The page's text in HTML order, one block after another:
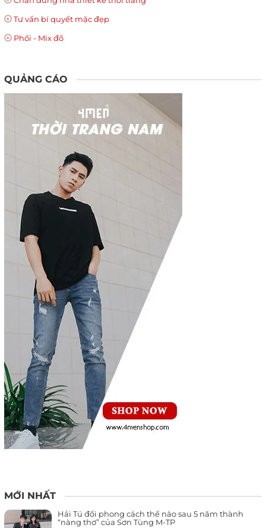
Tư vấn bí quyết mặc đẹp
Phối - Mix đồ
QUẢNG CÁO
MỚI NHẤT
Hải Tú đổi phong cách thế nào sau 5 năm thành
“nàng thơ” của Sơn Tùng M-TP